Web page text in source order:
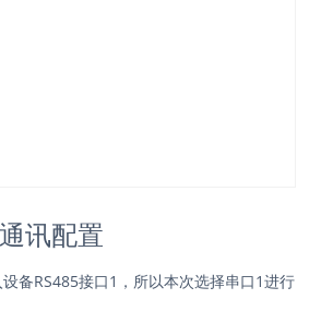
讯配置
备RS485接口1，所以本次选择串口1进行